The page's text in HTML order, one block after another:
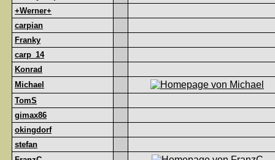
+Werner+
carpian
Franky
carp_14
Konrad
Michael
TomS
gimax86
okingdorf
stefan